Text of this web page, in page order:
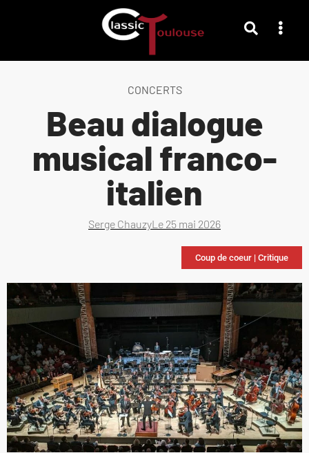
CONCERTS
Beau dialogue
musical franco-
italien
Serge ChauzyLe 25 mai 2026
Coup de coeur | Critique